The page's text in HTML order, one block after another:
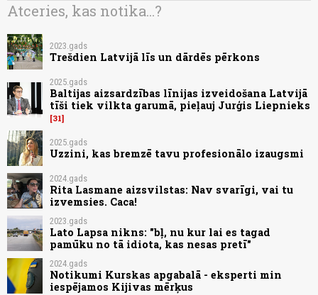
Atceries, kas notika...?
2023.gads
Trešdien Latvijā līs un dārdēs pērkons
2025.gads
Baltijas aizsardzības līnijas izveidošana Latvijā
tīši tiek vilkta garumā, pieļauj Jurģis Liepnieks
31
2025.gads
Uzzini, kas bremzē tavu profesionālo izaugsmi
2024.gads
Rita Lasmane aizsvilstas: Nav svarīgi, vai tu
izvemsies. Caca!
2023.gads
Lato Lapsa nikns: "bļ, nu kur lai es tagad
pamūku no tā idiota, kas nesas pretī"
2024.gads
Notikumi Kurskas apgabalā - eksperti min
iespējamos Kijivas mērķus